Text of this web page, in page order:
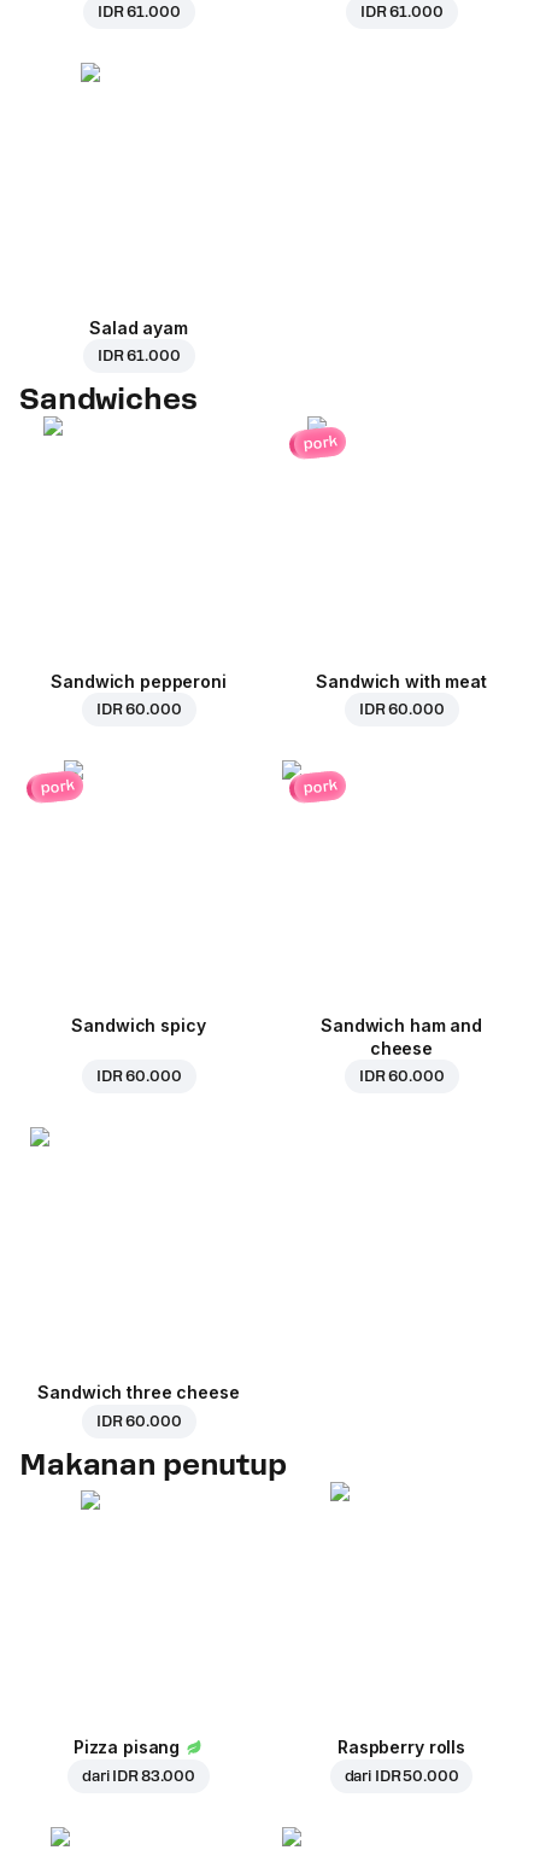
IDR 61.000 IDR 61.000
Salad ayam
IDR 61.000
Sandwiches
Sandwich pepperoni
IDR 60.000
pork
Sandwich with meat
IDR 60.000
pork
Sandwich spicy
IDR 60.000
pork
Sandwich ham and
cheese
IDR 60.000
Sandwich three cheese
IDR 60.000
Makanan penutup
Pizza pisang
dari IDR 83.000
Raspberry rolls
dari IDR 50.000